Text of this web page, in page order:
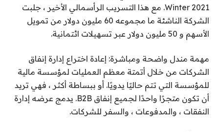
Winter 2021. مع هذا التسريب الرأسمالي الأخير ، جلبت
الشركة الناشئة ما مجموعه 60 مليون دولار من تمويل
الأسهم و 50 مليون دولار عبر تسهيلات ائتمانية.
مهمة مندل واضحة ومباشرة: إعادة اختراع إدارة إنفاق
الشركات من خلال أتمتة معظم العمليات لمؤسسة مالية
للمؤسسة التي تتم حاليًا يدويًا. أو ببساطة أكثر ، فهي تريد
أن تكون متجرًا واحدًا لجميع إنفاق B2B. يدمج عرضه إدارة
النفقات ، والمدفوعات ، والسفر للشركات.